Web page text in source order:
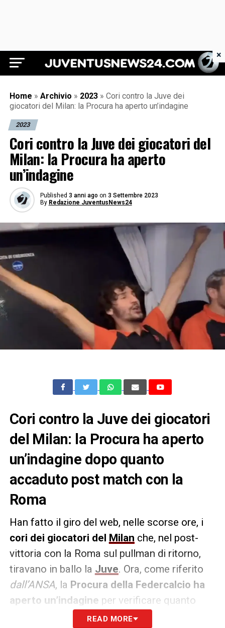
Juventus News 24
Home » Archivio » 2023 » Cori contro la Juve dei
giocatori del Milan: la Procura ha aperto un’indagine
2023
Cori contro la Juve dei giocatori del
Milan: la Procura ha aperto
un’indagine
Published 3 anni ago on 3 Settembre 2023
By Redazione JuventusNews24
Cori contro la Juve dei giocatori
del Milan: la Procura ha aperto
un’indagine dopo quanto
accaduto post match con la
Roma
Han fatto il giro del web, nelle scorse ore, i
cori dei giocatori del Milan che, nel post-
vittoria con la Roma sul pullman di ritorno,
tiravano in ballo la Juve. Ora, come riferito
dall’ANSA, la Procura della Federcalcio ha
aperto un’indagine per verificare quanto
READ MORE
×